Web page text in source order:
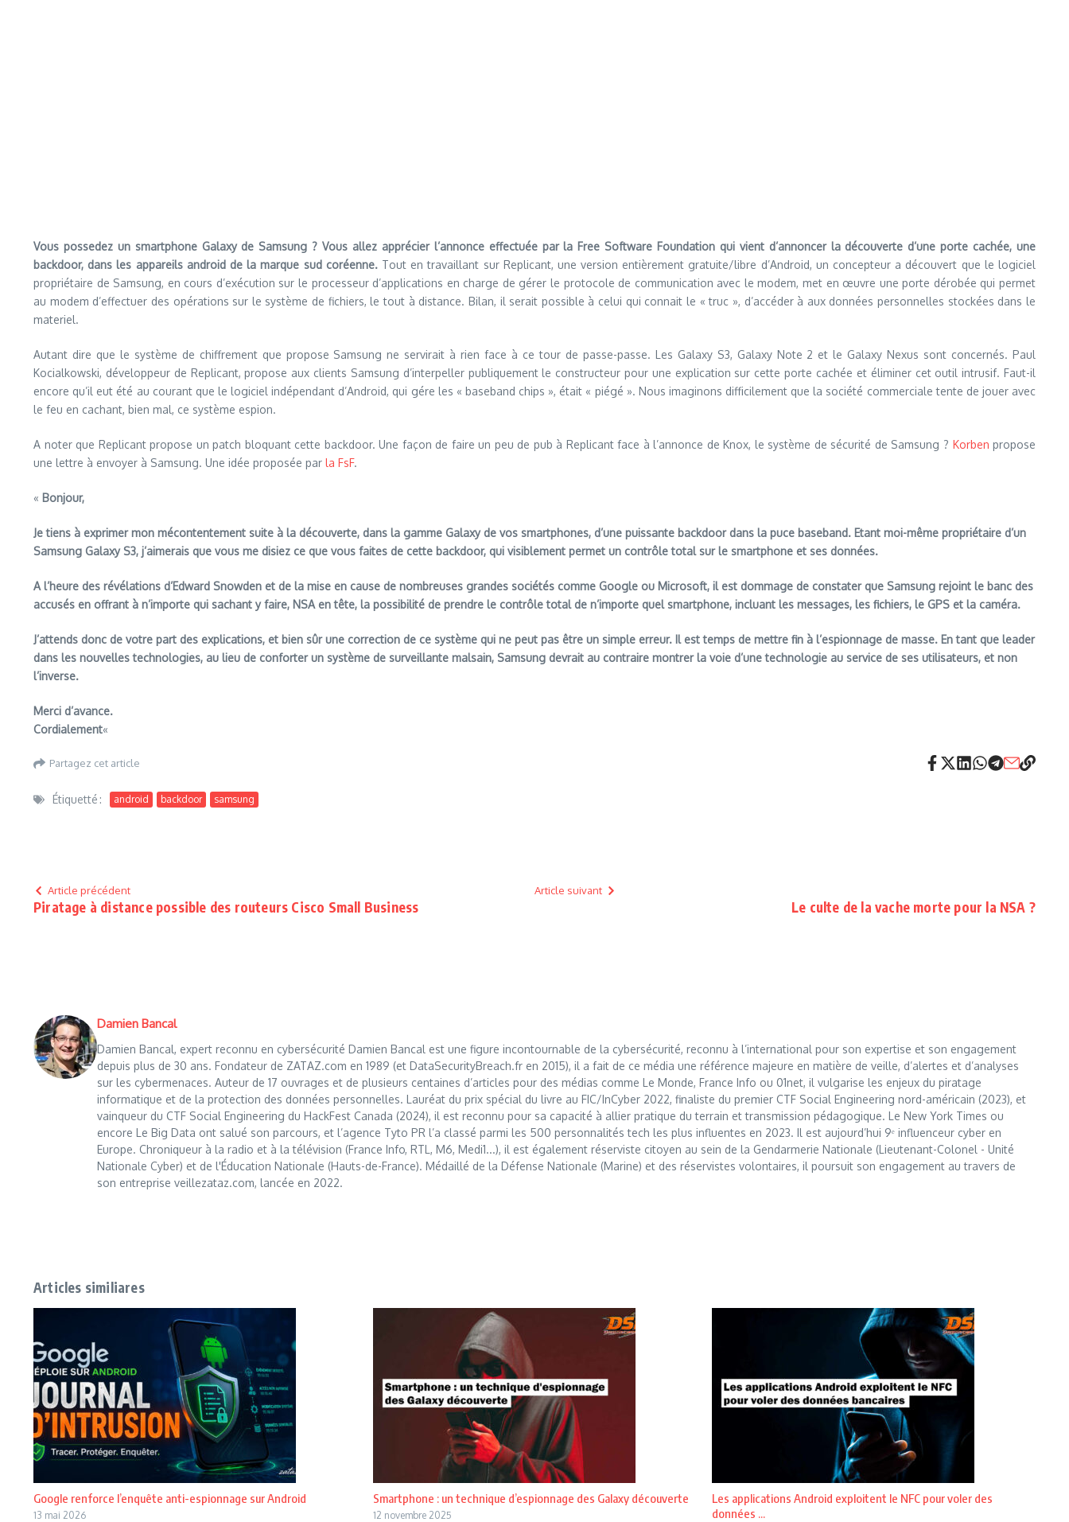
Vous possedez un smartphone Galaxy de Samsung ? Vous allez apprécier l’annonce effectuée par la Free Software Foundation qui vient d’annoncer la découverte d’une porte cachée, une
backdoor, dans les appareils android de la marque sud coréenne.Tout en travaillant sur Replicant, une version entièrement gratuite/libre d’Android, un concepteur a découvert que le logiciel
propriétaire de Samsung, en cours d’exécution sur le processeur d’applications en charge de gérer le protocole de communication avec le modem, met en œuvre une porte dérobée qui permet
au modem d’effectuer des opérations sur le système de fichiers, le tout à distance. Bilan, il serait possible à celui qui connait le « truc », d’accéder à aux données personnelles stockées dans le
materiel.
Autant dire que le système de chiffrement que propose Samsung ne servirait à rien face à ce tour de passe-passe. Les Galaxy S3, Galaxy Note 2 et le Galaxy Nexus sont concernés. Paul
Kocialkowski, développeur de Replicant, propose aux clients Samsung d’interpeller publiquement le constructeur pour une explication sur cette porte cachée et éliminer cet outil intrusif. Faut-il
encore qu’il eut été au courant que le logiciel indépendant d’Android, qui gére les « baseband chips », était « piégé ». Nous imaginons difficilement que la société commerciale tente de jouer avec
le feu en cachant, bien mal, ce système espion.
A noter que Replicant propose un patch bloquant cette backdoor. Une façon de faire un peu de pub à Replicant face à l’annonce de Knox, le système de sécurité de Samsung ? Korben propose
une lettre à envoyer à Samsung. Une idée proposée par la FsF.
« Bonjour,
Je tiens à exprimer mon mécontentement suite à la découverte, dans la gamme Galaxy de vos smartphones, d’une puissante backdoor dans la puce baseband. Etant moi-même propriétaire d’un
Samsung Galaxy S3, j’aimerais que vous me disiez ce que vous faites de cette backdoor, qui visiblement permet un contrôle total sur le smartphone et ses données.
A l’heure des révélations d’Edward Snowden et de la mise en cause de nombreuses grandes sociétés comme Google ou Microsoft, il est dommage de constater que Samsung rejoint le banc des
accusés en offrant à n’importe qui sachant y faire, NSA en tête, la possibilité de prendre le contrôle total de n’importe quel smartphone, incluant les messages, les fichiers, le GPS et la caméra.
J’attends donc de votre part des explications, et bien sûr une correction de ce système qui ne peut pas être un simple erreur. Il est temps de mettre fin à l’espionnage de masse. En tant que leader
dans les nouvelles technologies, au lieu de conforter un système de surveillante malsain, Samsung devrait au contraire montrer la voie d’une technologie au service de ses utilisateurs, et non
l’inverse.
Merci d’avance.
Cordialement«
Partagez cet article
Étiquetté : android backdoor samsung
Article précédent
Piratage à distance possible des routeurs Cisco Small Business
Article suivant
Le culte de la vache morte pour la NSA ?
Damien Bancal
Damien Bancal, expert reconnu en cybersécurité Damien Bancal est une figure incontournable de la cybersécurité, reconnu à l’international pour son expertise et son engagement
depuis plus de 30 ans. Fondateur de ZATAZ.com en 1989 (et DataSecurityBreach.fr en 2015), il a fait de ce média une référence majeure en matière de veille, d’alertes et d’analyses
sur les cybermenaces. Auteur de 17 ouvrages et de plusieurs centaines d’articles pour des médias comme Le Monde, France Info ou 01net, il vulgarise les enjeux du piratage
informatique et de la protection des données personnelles. Lauréat du prix spécial du livre au FIC/InCyber 2022, finaliste du premier CTF Social Engineering nord-américain (2023), et
vainqueur du CTF Social Engineering du HackFest Canada (2024), il est reconnu pour sa capacité à allier pratique du terrain et transmission pédagogique. Le New York Times ou
encore Le Big Data ont salué son parcours, et l’agence Tyto PR l’a classé parmi les 500 personnalités tech les plus influentes en 2023. Il est aujourd’hui 9ᵉ influenceur cyber en
Europe. Chroniqueur à la radio et à la télévision (France Info, RTL, M6, Medi1...), il est également réserviste citoyen au sein de la Gendarmerie Nationale (Lieutenant-Colonel - Unité
Nationale Cyber) et de l'Éducation Nationale (Hauts-de-France). Médaillé de la Défense Nationale (Marine) et des réservistes volontaires, il poursuit son engagement au travers de
son entreprise veillezataz.com, lancée en 2022.
Articles similiares
Google renforce l’enquête anti-espionnage sur Android
13 mai 2026
Smartphone : un technique d’espionnage des Galaxy découverte
12 novembre 2025
Les applications Android exploitent le NFC pour voler des
données ...